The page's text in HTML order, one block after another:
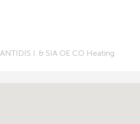
I. & SIA OE CO Heating